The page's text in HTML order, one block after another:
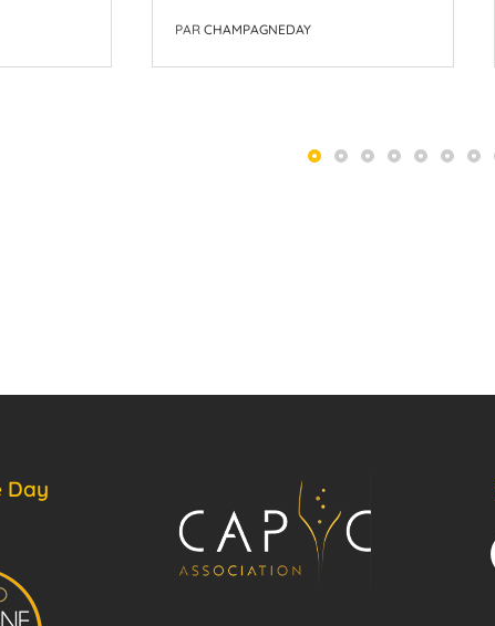
PAR CHAMPAGNEDAY
Day